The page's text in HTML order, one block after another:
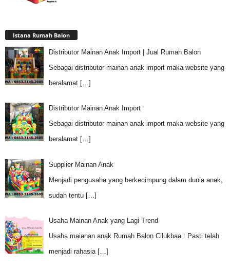
Istana Rumah Balon
Distributor Mainan Anak Import | Jual Rumah Balon
Sebagai distributor mainan anak import maka website yang
beralamat […]
Distributor Mainan Anak Import
Sebagai distributor mainan anak import maka website yang
beralamat […]
Supplier Mainan Anak
Menjadi pengusaha yang berkecimpung dalam dunia anak,
sudah tentu […]
Usaha Mainan Anak yang Lagi Trend
Usaha maianan anak Rumah Balon Cilukbaa : Pasti telah
menjadi rahasia […]